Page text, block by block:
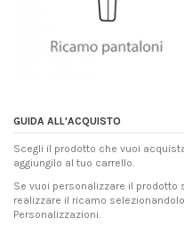
GUIDA ALL'ACQUISTO
Scegli il prodotto che vuoi
aggiungilo al tuo carrello.
Se vuoi personalizzare il prodotto
realizzare il ricamo
Personalizzazioni.